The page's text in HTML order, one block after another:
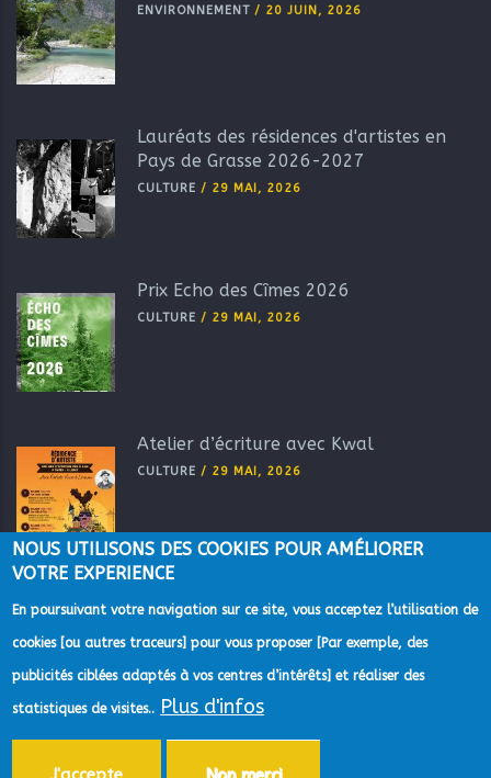
ENVIRONNEMENT / 20 JUIN, 2026
Lauréats des résidences d'artistes en
Pays de Grasse 2026-2027
CULTURE / 29 MAI, 2026
Prix Echo des Cîmes 2026
CULTURE / 29 MAI, 2026
Atelier d’écriture avec Kwal
CULTURE / 29 MAI, 2026
©2022 Direction de la Communication de la Communauté
d'Agglomération du Pays de Grasse -Mentions Légales
données personnelles
Accessibilité Plan du site
NOUS UTILISONS DES COOKIES POUR AMÉLIORER
VOTRE EXPERIENCE
En poursuivant votre navigation sur ce site, vous acceptez l’utilisation de
cookies [ou autres traceurs] pour vous proposer [Par exemple, des
publicités ciblées adaptés à vos centres d’intérêts] et réaliser des
statistiques de visites.. Plus d'infos